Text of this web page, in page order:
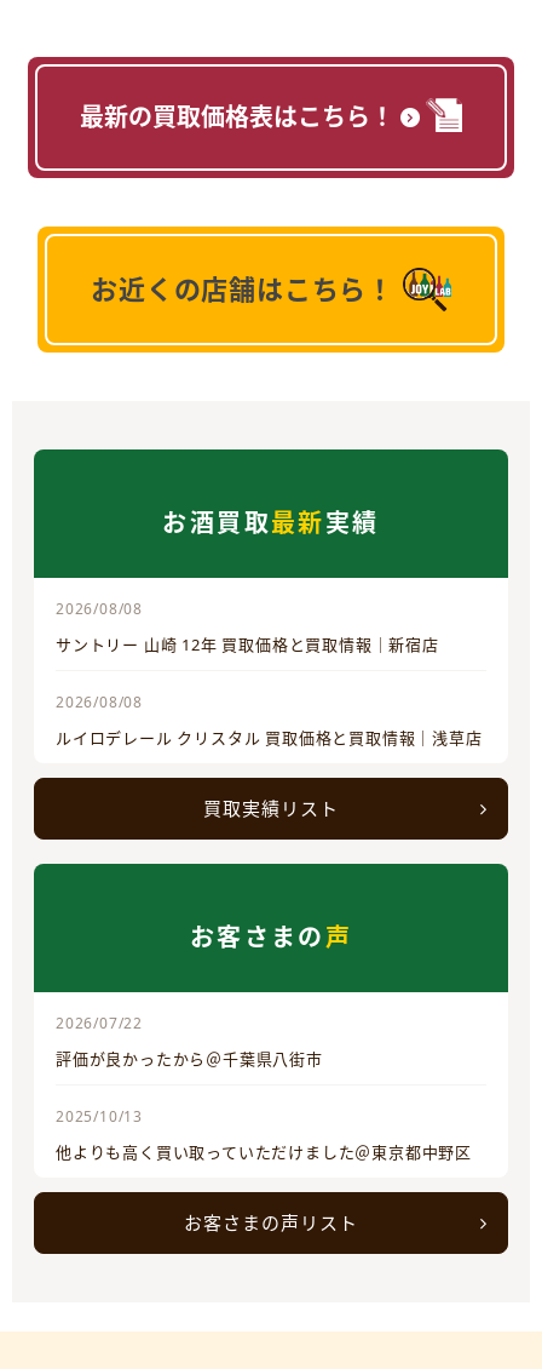
最新の買取価格表はこちら！
お近くの店舗はこちら！
お酒買取最新実績
2026/08/08
サントリー 山崎 12年 買取価格と買取情報｜新宿店
2026/08/08
ルイロデレール クリスタル 買取価格と買取情報｜浅草店
買取実績リスト
お客さまの声
2026/07/22
評価が良かったから＠千葉県八街市
2025/10/13
他よりも高く買い取っていただけました＠東京都中野区
お客さまの声リスト